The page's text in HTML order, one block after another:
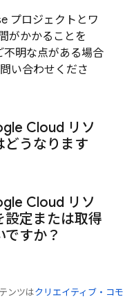
プロジェクトとワ
がかかることを
明な点がある場合
い合わせくださ
Cloud リソ
どうなります
Cloud リソ
設定または取得
すか？
ンツはクリエイティブ・コモ